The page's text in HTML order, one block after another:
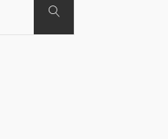
Search